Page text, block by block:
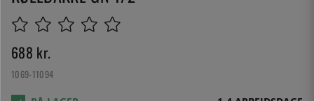
688 kr.
1069-11094